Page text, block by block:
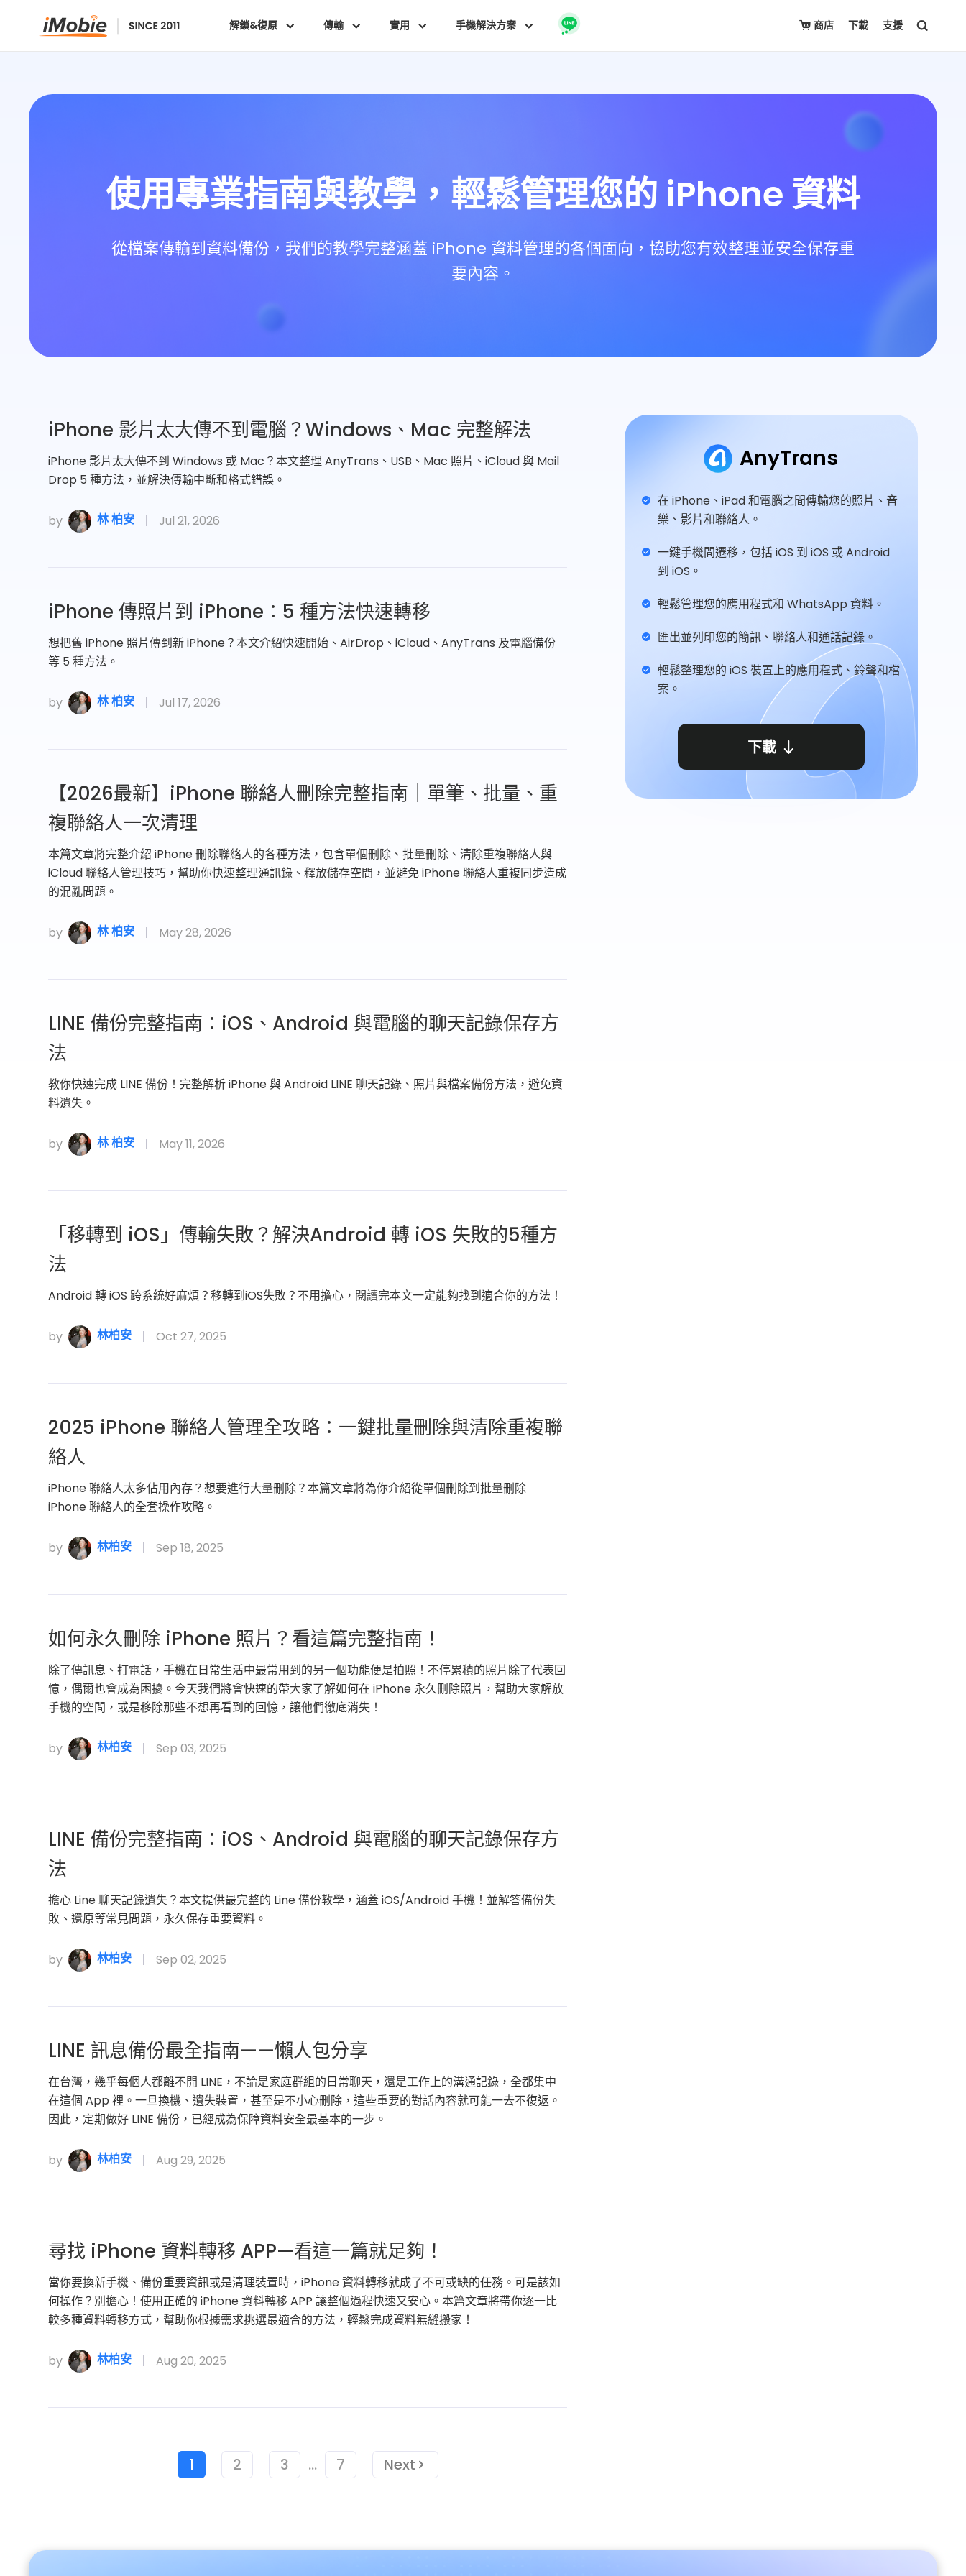
商店 下載 支援
解鎖&復原 傳輸 實用 手機解決方案
使用專業指南與教學，輕鬆管理您的 iPhone 資料
從檔案傳輸到資料備份，我們的教學完整涵蓋 iPhone 資料管理的各個面向，協助您有效整理並安全保存重
要內容。
AnyTrans
在 iPhone、iPad 和電腦之間傳輸您的照片、音
樂、影片和聯絡人。
一鍵手機間遷移，包括 iOS 到 iOS 或 Android
到 iOS。
輕鬆管理您的應用程式和 WhatsApp 資料。
匯出並列印您的簡訊、聯絡人和通話記錄。
輕鬆整理您的 iOS 裝置上的應用程式、鈴聲和檔
案。
下載
iPhone 影片太大傳不到電腦？Windows、Mac 完整解法
iPhone 影片太大傳不到 Windows 或 Mac？本文整理 AnyTrans、USB、Mac 照片、iCloud 與 Mail
Drop 5 種方法，並解決傳輸中斷和格式錯誤。
by 林 柏安 Jul 21, 2026
iPhone 傳照片到 iPhone：5 種方法快速轉移
想把舊 iPhone 照片傳到新 iPhone？本文介紹快速開始、AirDrop、iCloud、AnyTrans 及電腦備份
等 5 種方法。
by 林 柏安 Jul 17, 2026
【2026最新】iPhone 聯絡人刪除完整指南｜單筆、批量、重
複聯絡人一次清理
本篇文章將完整介紹 iPhone 刪除聯絡人的各種方法，包含單個刪除、批量刪除、清除重複聯絡人與
iCloud 聯絡人管理技巧，幫助你快速整理通訊錄、釋放儲存空間，並避免 iPhone 聯絡人重複同步造成
的混亂問題。
by 林 柏安 May 28, 2026
LINE 備份完整指南：iOS、Android 與電腦的聊天記錄保存方
法
教你快速完成 LINE 備份！完整解析 iPhone 與 Android LINE 聊天記錄、照片與檔案備份方法，避免資
料遺失。
by 林 柏安 May 11, 2026
「移轉到 iOS」傳輸失敗？解決Android 轉 iOS 失敗的5種方
法
Android 轉 iOS 跨系統好麻煩？移轉到iOS失敗？不用擔心，閱讀完本文一定能夠找到適合你的方法！
by 林柏安 Oct 27, 2025
2025 iPhone 聯絡人管理全攻略：一鍵批量刪除與清除重複聯
絡人
iPhone 聯絡人太多佔用內存？想要進行大量刪除？本篇文章將為你介紹從單個刪除到批量刪除
iPhone 聯絡人的全套操作攻略。
by 林柏安 Sep 18, 2025
如何永久刪除 iPhone 照片？看這篇完整指南！
除了傳訊息、打電話，手機在日常生活中最常用到的另一個功能便是拍照！不停累積的照片除了代表回
憶，偶爾也會成為困擾。今天我們將會快速的帶大家了解如何在 iPhone 永久刪除照片，幫助大家解放
手機的空間，或是移除那些不想再看到的回憶，讓他們徹底消失！
by 林柏安 Sep 03, 2025
LINE 備份完整指南：iOS、Android 與電腦的聊天記錄保存方
法
擔心 Line 聊天記錄遺失？本文提供最完整的 Line 備份教學，涵蓋 iOS/Android 手機！並解答備份失
敗、還原等常見問題，永久保存重要資料。
by 林柏安 Sep 02, 2025
LINE 訊息備份最全指南——懶人包分享
在台灣，幾乎每個人都離不開 LINE，不論是家庭群組的日常聊天，還是工作上的溝通記錄，全都集中
在這個 App 裡。一旦換機、遺失裝置，甚至是不小心刪除，這些重要的對話內容就可能一去不復返。
因此，定期做好 LINE 備份，已經成為保障資料安全最基本的一步。
by 林柏安 Aug 29, 2025
尋找 iPhone 資料轉移 APP—看這一篇就足夠！
當你要換新手機、備份重要資訊或是清理裝置時，iPhone 資料轉移就成了不可或缺的任務。可是該如
何操作？別擔心！使用正確的 iPhone 資料轉移 APP 讓整個過程快速又安心。本篇文章將帶你逐一比
較多種資料轉移方式，幫助你根據需求挑選最適合的方法，輕鬆完成資料無縫搬家！
by 林柏安 Aug 20, 2025
1 2 3 ... 7 Next